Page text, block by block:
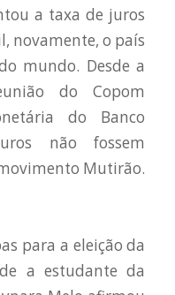
a taxa de juros
novamente, o país
mundo. Desde a
do Copom
do Banco
não fossem
Mutirão.
para a eleição da
a estudante da